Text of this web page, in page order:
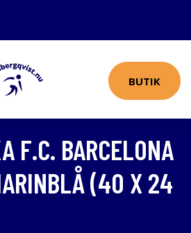
BUTIK
F.C. BARCELONA
(40 X 24